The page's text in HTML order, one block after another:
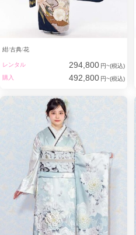
紺 古典 花
レンタル 294,800 円~(税込)
購入
492,800 円~(税込)